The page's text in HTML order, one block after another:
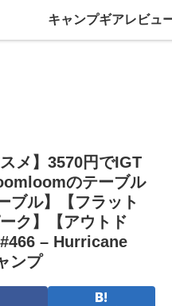
メ】3570円でIGT
のテーブル
ブル】【フラット
ク】【アウトド
– Hurricane
ンプ
キャンプギアレビュ